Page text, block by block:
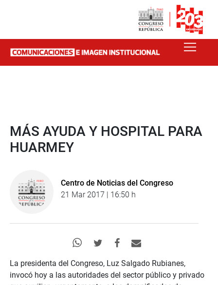
MÁS AYUDA Y HOSPITAL PARA
HUARMEY
Centro de Noticias del Congreso
21 Mar 2017 | 16:50 h
La presidenta del Congreso, Luz Salgado Rubianes,
invocó hoy a las autoridades del sector público y privado